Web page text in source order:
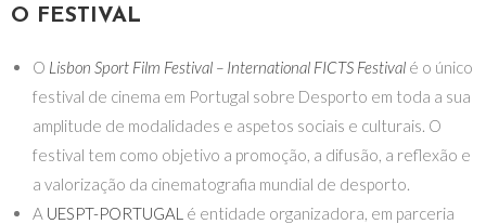
O FESTIVAL
O Lisbon Sport Film Festival – International FICTS Festival é o único
festival de cinema em Portugal sobre Desporto em toda a sua
amplitude de modalidades e aspetos sociais e culturais. O
festival tem como objetivo a promoção, a difusão, a reflexão e
a valorização da cinematografia mundial de desporto.
A UESPT-PORTUGAL é entidade organizadora, em parceria